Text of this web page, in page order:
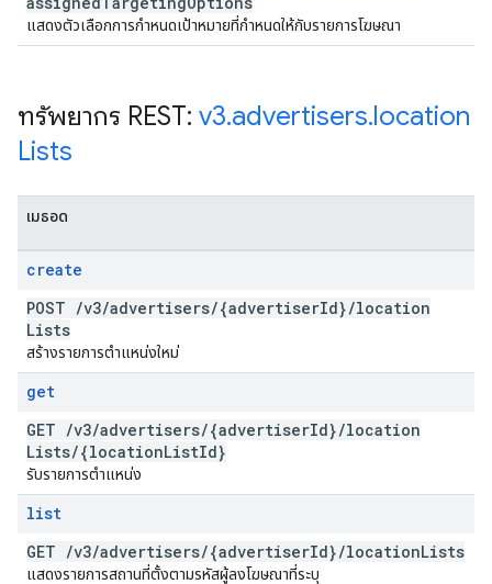
แสดงตัวเลือกการกำหนดเป้าหมายที่กำหนดให้กับรายการโฆษณา
ทรัพยากร REST: v3.advertisers.location
Lists
เมธอด
create
POST /v3/advertisers/{advertiserId}/location
Lists
สร้างรายการตำแหน่งใหม่
get
GET /v3/advertisers/{advertiserId}/location
Lists/{locationListId}
รับรายการตำแหน่ง
list
GET /v3/advertisers/{advertiserId}/locationLists
แสดงรายการสถานที่ตั้งตามรหัสผู้ลงโฆษณาที่ระบุ